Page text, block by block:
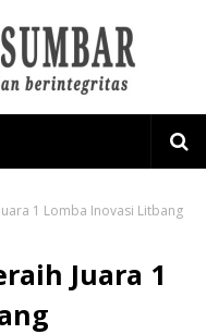
1 Lomba Inovasi Litbang
Juara 1